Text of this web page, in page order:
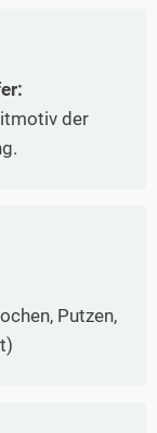
der
Putzen,